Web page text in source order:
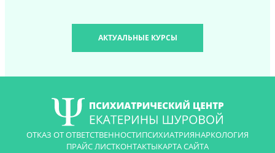
АКТУАЛЬНЫЕ КУРСЫ
ОТКАЗ ОТ ОТВЕТСТВЕННОСТИПСИХИАТРИЯНАРКОЛОГИЯ
ПРАЙС ЛИСТКОНТАКТЫКАРТА САЙТА